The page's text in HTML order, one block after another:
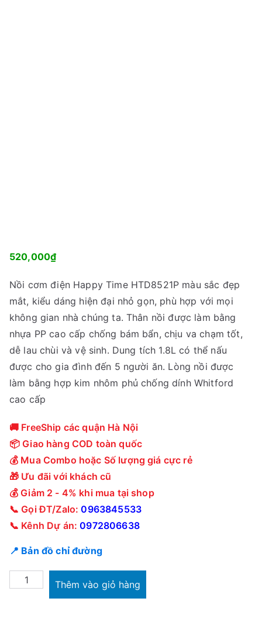
520,000₫
Nồi cơm điện Happy Time HTD8521P màu sắc đẹp
mắt, kiểu dáng hiện đại nhỏ gọn, phù hợp với mọi
không gian nhà chúng ta. Thân nồi được làm bằng
nhựa PP cao cấp chống bám bẩn, chịu va chạm tốt,
dễ lau chùi và vệ sinh. Dung tích 1.8L có thể nấu
được cho gia đình đến 5 người ăn. Lòng nồi được
làm bằng hợp kim nhôm phủ chống dính Whitford
cao cấp
🚚 FreeShip các quận Hà Nội
📦 Giao hàng COD toàn quốc
💰 Mua Combo hoặc Số lượng giá cực rẻ
🎁 Ưu đãi với khách cũ
💰 Giảm 2 - 4% khi mua tại shop
📞 Gọi ĐT/Zalo:0963845533
📞 Kênh Dự án:0972806638
📍 Bản đồ chỉ đường
Thêm vào giỏ hàng